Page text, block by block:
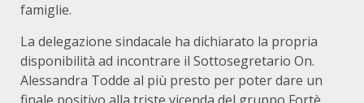
famiglie.
La delegazione sindacale ha dichiarato la propria
disponibilità ad incontrare il Sottosegretario On.
Alessandra Todde al più presto per poter dare un